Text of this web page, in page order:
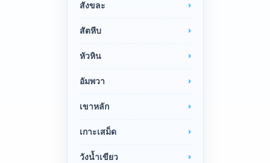
สังขละ
สัตหีบ
หัวหิน
อัมพวา
เขาหลัก
เกาะเสม็ด
วังน้ำเขียว